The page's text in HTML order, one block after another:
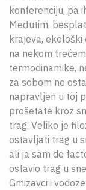
konferenciju, pa
Međutim,
krajeva,
na nekom
termodinamike,
za sobom ne
napravljen u toj
prošetate kroz
trag. Veliko je
ostavljati trag u
ali ja sam de
ostavio trag u
Gmizavci i